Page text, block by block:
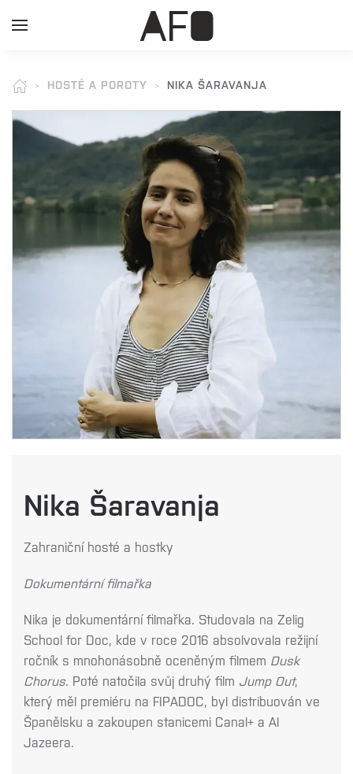
HOSTÉ A POROTY NIKA ŠARAVANJA
Nika Šaravanja
Zahraniční hosté a hostky
Dokumentární filmařka
Nika je dokumentární filmařka. Studovala na Zelig
School for Doc, kde v roce 2016 absolvovala režijní
ročník s mnohonásobně oceněným filmem Dusk
Chorus. Poté natočila svůj druhý film Jump Out,
který měl premiéru na FIPADOC, byl distribuován ve
Španělsku a zakoupen stanicemi Canal+ a Al
Jazeera.